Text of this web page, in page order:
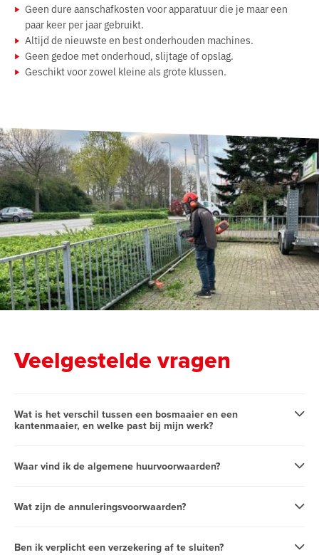
Geen dure aanschafkosten voor apparatuur die je maar een
paar keer per jaar gebruikt.
Altijd de nieuwste en best onderhouden machines.
Geen gedoe met onderhoud, slijtage of opslag.
Geschikt voor zowel kleine als grote klussen.
Veelgestelde vragen
Wat is het verschil tussen een bosmaaier en een
kantenmaaier, en welke past bij mijn werk?
Waar vind ik de algemene huurvoorwaarden?
Wat zijn de annuleringsvoorwaarden?
Ben ik verplicht een verzekering af te sluiten?